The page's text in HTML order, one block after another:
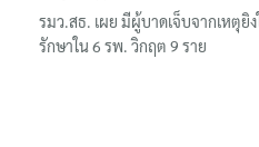
รมว.สธ. เผย มีผู้บาดเจ็บจากเหตุยิง
รักษาใน 6 รพ. วิกฤต 9 ราย